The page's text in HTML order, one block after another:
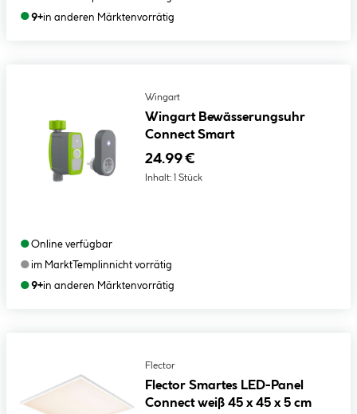
●9+in anderen Märktenvorrätig
Wingart
Wingart Bewässerungsuhr
Connect Smart
24.99 €
Inhalt: 1 Stück
●Online verfügbar
●im Markt Templinnicht vorrätig
●9+in anderen Märktenvorrätig
Flector
Flector Smartes LED-Panel
Connect weiß 45 x 45 x 5 cm